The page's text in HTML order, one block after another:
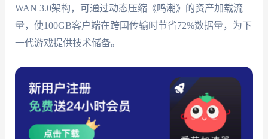
WAN 3.0架构，可通过动态压缩《鸣潮》的资产加载流
量，使100GB客户端在跨国传输时节省72%数据量，为下
一代游戏提供技术储备。